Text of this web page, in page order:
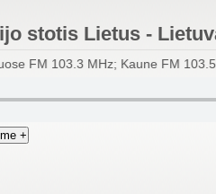
stotis Lietus -
FM 103.3 MHz; Kaune FM
+